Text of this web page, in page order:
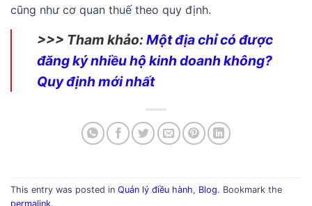
cũng như cơ quan thuế theo quy định.
>>> Tham khảo: Một địa chỉ có được
đăng ký nhiều hộ kinh doanh không?
Quy định mới nhất
This entry was posted in Quản lý điều hành, Blog. Bookmark the
permalink.